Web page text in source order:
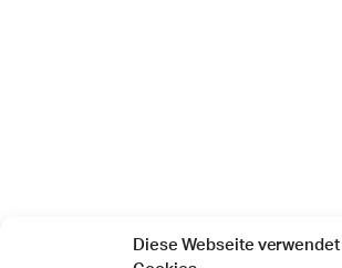
Diese Webseite verwendet